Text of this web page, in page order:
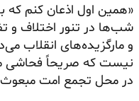
«همین اول اذعان کنم که
شب‌ها در تنور اختلاف و
و مارگزیده‌های انقلاب
نیست که صریحاً فحاشی
در محل تجمع امت مبعوث،